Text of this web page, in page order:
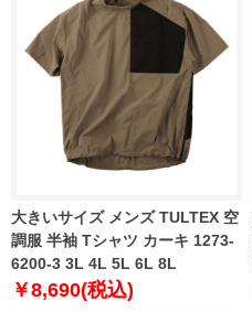
大きいサイズ メンズ TULTEX 空
調服 半袖 Tシャツ カーキ 1273-
6200-3 3L 4L 5L 6L 8L
￥8,690(税込)